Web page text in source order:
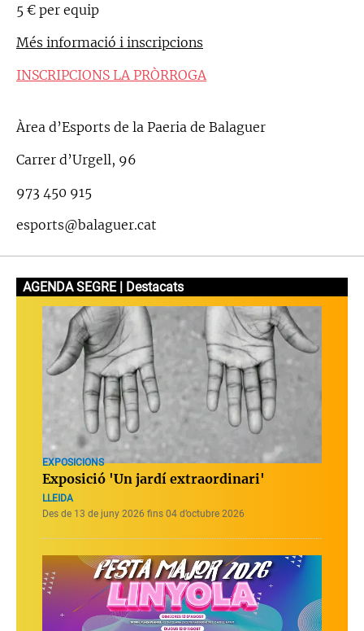
5 € per equip
Més informació i inscripcions
INSCRIPCIONS LA PRÒRROGA
Àrea d’Esports de la Paeria de Balaguer
Carrer d’Urgell, 96
973 450 915
esports@balaguer.cat
AGENDA SEGRE | Destacats
EXPOSICIONS
Exposició 'Un jardí extraordinari'
LLEIDA
Des de 13 de juny 2026 fins 04 d’octubre 2026